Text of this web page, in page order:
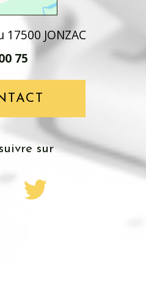
JONZAC
75
suivre sur